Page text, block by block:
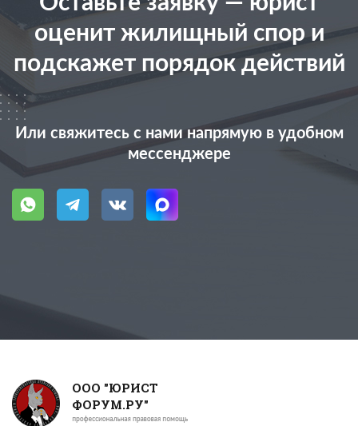
оценит жилищный спор и
подскажет порядок действий
Или свяжитесь с нами напрямую в удобном
мессенджере
ООО "ЮРИСТ
ФОРУМ.РУ"